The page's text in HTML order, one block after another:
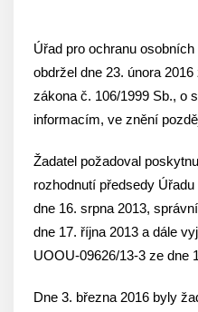
Úřad pro ochranu osobních
obdržel dne 23. února
zákona č. 106/1999 Sb., o
informacím, ve znění
Žadatel požadoval
rozhodnutí předsedy
dne 16. srpna 2013,
dne 17. října 2013 a dále
UOOU-09626/13-3 ze dne
Dne 3. března 2016 byly